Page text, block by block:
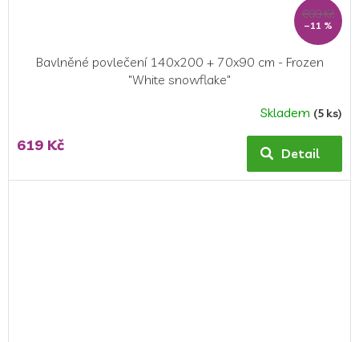
699 Kč
–11 %
Bavlněné povlečení 140x200 + 70x90 cm - Frozen
"White snowflake"
produktu
Skladem (5 ks)
619 Kč Detail